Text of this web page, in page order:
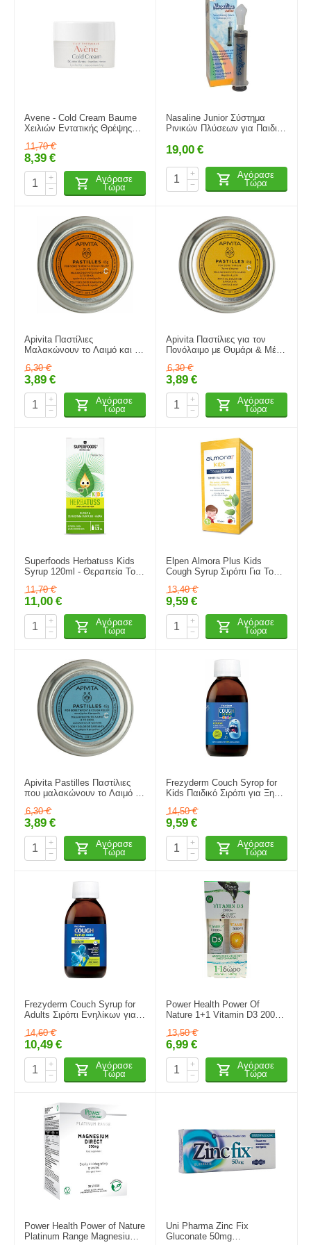
Avene - Cold Cream Baume
Χειλιών Εντατικής Θρέψης
11,70 €
8,39 €
+
−
Αγόρασε
Τώρα
Nasaline Junior Σύστημα
Ρινικών Πλύσεων για Παιδιά
19,00 €
+
−
Αγόρασε
Τώρα
Apivita Παστίλιες
Μαλακώνουν το Λαιμό και το
Γλυκύρριζα, 45gr
6,30 €
3,89 €
+
−
Αγόρασε
Τώρα
Apivita Παστίλιες για τον
Πονόλαιμο με Θυμάρι & Μέλι,
6,30 €
3,89 €
+
−
Αγόρασε
Τώρα
Superfoods Herbatuss Kids
Syrup 120ml - Θεραπεία Του
Με Μέλι & Εκχύλισματα
Πλαντάγκο - Αλθαία
11,70 €
11,00 €
+
−
Αγόρασε
Τώρα
Elpen Almora Plus Kids
Cough Syrup Σιρόπι Για Το
13,40 €
9,59 €
+
−
Αγόρασε
Τώρα
Apivita Pastilles Παστίλιες
που μαλακώνουν το Λαιμό &
Πρόπολη - Συμπλήρωμα
Διατροφής 45gr
6,30 €
3,89 €
+
−
Αγόρασε
Τώρα
Frezyderm Couch Syrop for
Kids Παιδικό Σιρόπι για Ξηρό
Γεύση Φράουλα και Μέλι
182gr
14,50 €
9,59 €
+
−
Αγόρασε
Τώρα
Frezyderm Couch Syrup for
Adults Σιρόπι Ενηλίκων για
Γεύση Μέλι, Λεμόνι και
Ευκάλυπτο 182gr
14,60 €
10,49 €
+
−
Αγόρασε
Τώρα
Power Health Power Of
Nature 1+1 Vitamin D3 2000iu
Vitamin C 500mg 20 Αναβρ.
Δισκία
13,50 €
6,99 €
+
−
Αγόρασε
Τώρα
Power Health Power of Nature
Platinum Range Magnesium
Uni Pharma Zinc Fix
Gluconate 50mg